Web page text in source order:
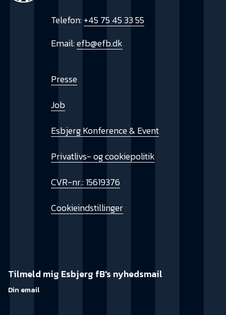
Telefon:+45 75 45 33 55
Email:efb@efb.dk
Presse
Job
Esbjerg Konference & Event
Privatlivs- og cookiepolitik
CVR-nr.: 15619376
Cookieindstillinger
Tilmeld mig Esbjerg fB's nyhedsmail
Din email